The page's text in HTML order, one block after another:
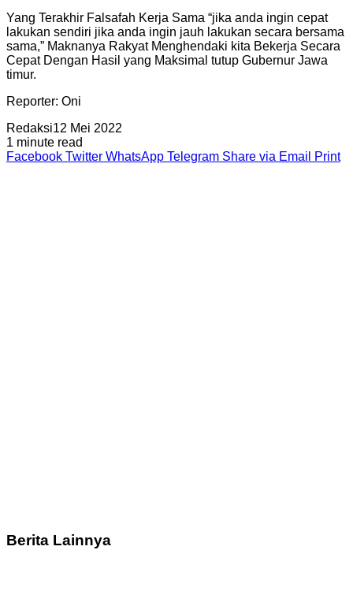
Yang Terakhir Falsafah Kerja Sama “jika anda ingin cepat
lakukan sendiri jika anda ingin jauh lakukan secara bersama
sama,” Maknanya Rakyat Menghendaki kita Bekerja Secara
Cepat Dengan Hasil yang Maksimal tutup Gubernur Jawa
timur.
Reporter: Oni
Redaksi12 Mei 2022
1 minute read
Facebook Twitter WhatsApp Telegram Share via Email Print
Berita Lainnya